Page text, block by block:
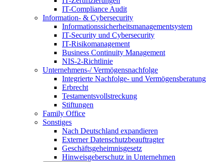
IT-Compliance Audit
Information- & Cybersecurity
Informationssicherheitsmanagementsystem
IT-Security und Cybersecurity
IT-Risikomanagement
Business Continuity Management
NIS-2-Richtlinie
Unternehmens-/Vermögensnachfolge
Integrierte Nachfolge- und Vermögensberatung
Erbrecht
Testamentsvollstreckung
Stiftungen
Family Office
Sonstiges
Nach Deutschland expandieren
Externer Datenschutzbeauftragter
Geschäftsgeheimnisgesetz
Hinweisgeberschutz in Unternehmen